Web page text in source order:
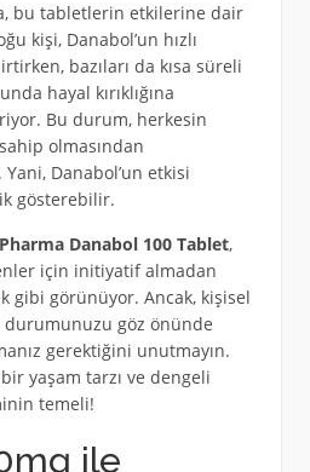
bu tabletlerin etkilerine dair
kişi, Danabol’un hızlı
bazıları da kısa süreli
hayal kırıklığına
Bu durum, herkesin
olmasından
Danabol’un etkisi
gösterebilir.
Danabol 100 Tablet,
için initiyatif almadan
gibi görünüyor. Ancak, kişisel
durumunuzu göz önünde
gerektiğini unutmayın.
bir yaşam tarzı ve dengeli
temeli!
ile